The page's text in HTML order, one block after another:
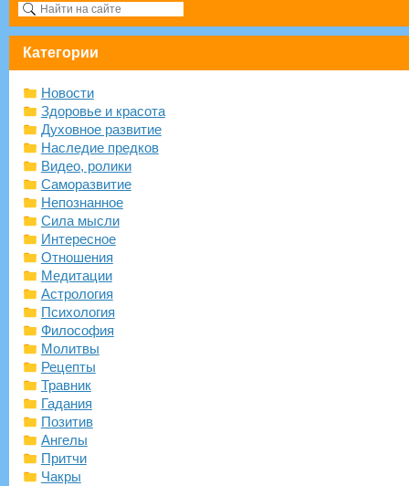
Категории
Новости
Здоровье и красота
Духовное развитие
Наследие предков
Видео, ролики
Саморазвитие
Непознанное
Сила мысли
Интересное
Отношения
Медитации
Астрология
Психология
Философия
Молитвы
Рецепты
Травник
Гадания
Позитив
Ангелы
Притчи
Чакры